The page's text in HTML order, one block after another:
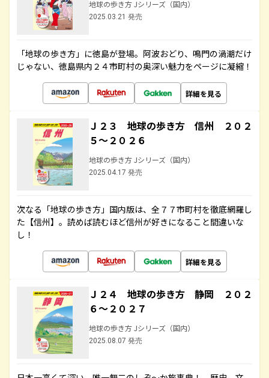
地球の歩き方 Jシリーズ（国内）
2025.03.21 発売
「地球の歩き方」に徳島が登場。阿波おどり、鳴門の渦潮だけ
じゃない、徳島県内２４市町村の奥深い魅力をページに凝縮！
詳細を見る
Ｊ２３ 地球の歩き方 信州 ２０２
５～２０２６
地球の歩き方 Jシリーズ（国内）
2025.04.17 発売
次なる「地球の歩き方」国内版は、全７７市町村を徹底網羅し
た【信州】。読めば読むほど信州が好きになること間違いな
し！
詳細を見る
Ｊ２４ 地球の歩き方 静岡 ２０２
６～２０２７
地球の歩き方 Jシリーズ（国内）
2025.08.07 発売